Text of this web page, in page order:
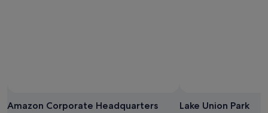
Amazon Corporate Headquarters Lake Union Park